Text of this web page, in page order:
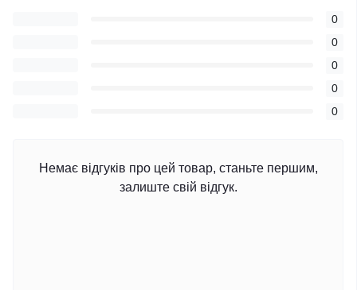
0
0
0
0
0
Немає відгуків про цей товар, станьте першим,
залиште свій відгук.